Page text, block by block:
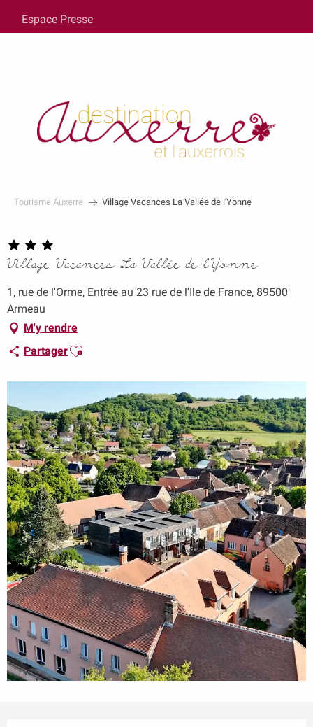
contenu
principal
Espace Presse
Tourisme Auxerre Village Vacances La Vallée de l'Yonne
Village Vacances La Vallée de l'Yonne
1, rue de l'Orme, Entrée au 23 rue de l'Ile de France, 89500
Armeau
M'y rendre
PartagerAjouter aux favoris